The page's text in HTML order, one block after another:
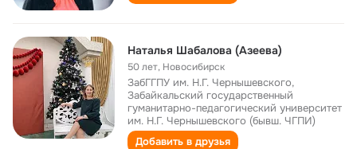
Наталья Шабалова (Азеева)
50 лет, Новосибирск
ЗабГГПУ им. Н.Г. Чернышевского,
Забайкальский государственный
гуманитарно-педагогический университет
им. Н.Г. Чернышевского (бывш. ЧГПИ)
Добавить в друзья